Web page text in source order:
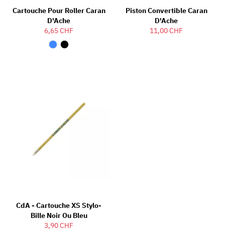
Cartouche Pour Roller Caran
D'Ache
6,65 CHF
Piston Convertible Caran
D'Ache
11,00 CHF
CdA - Cartouche XS Stylo-
Bille Noir Ou Bleu
3,90 CHF